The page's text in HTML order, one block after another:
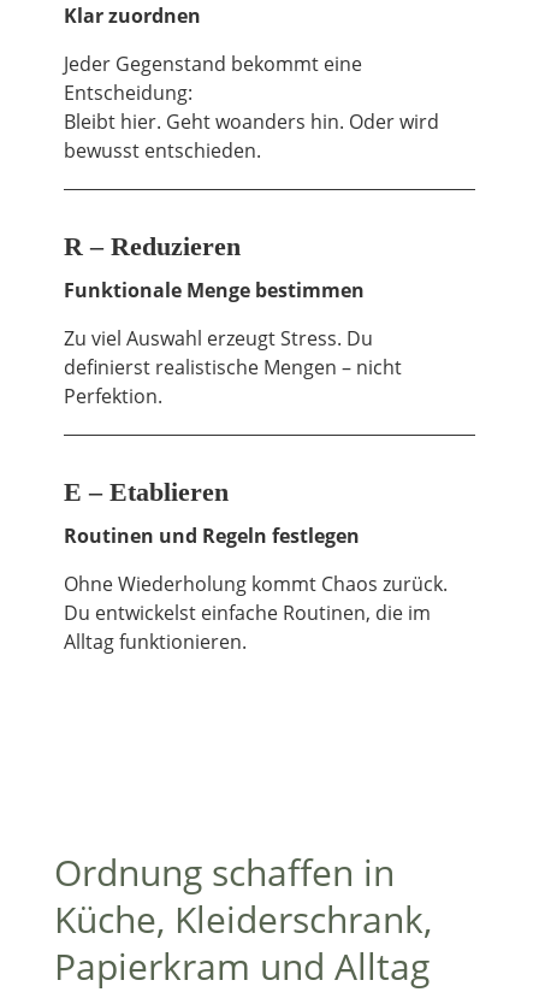
Klar zuordnen
Jeder Gegenstand bekommt eine
Entscheidung:
Bleibt hier. Geht woanders hin. Oder wird
bewusst entschieden.
R – Reduzieren
Funktionale Menge bestimmen
Zu viel Auswahl erzeugt Stress. Du
definierst realistische Mengen – nicht
Perfektion.
E – Etablieren
Routinen und Regeln festlegen
Ohne Wiederholung kommt Chaos zurück.
Du entwickelst einfache Routinen, die im
Alltag funktionieren.
Ordnung schaffen in
Küche, Kleiderschrank,
Papierkram und Alltag